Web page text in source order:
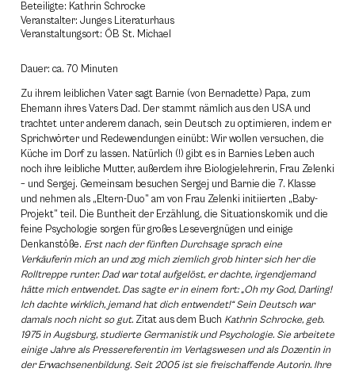
Beteiligte: Kathrin Schrocke
Veranstalter: Junges Literaturhaus
Veranstaltungsort: ÖB St. Michael
Dauer: ca. 70 Minuten
Zu ihrem leiblichen Vater sagt Barnie (von Bernadette) Papa, zum
Ehemann ihres Vaters Dad. Der stammt nämlich aus den USA und
trachtet unter anderem danach, sein Deutsch zu optimieren, indem er
Sprichwörter und Redewendungen einübt: Wir wollen versuchen, die
Küche im Dorf zu lassen. Natürlich (!) gibt es in Barnies Leben auch
noch ihre leibliche Mutter, außerdem ihre Biologielehrerin, Frau Zelenki
– und Sergej. Gemeinsam besuchen Sergej und Barnie die 7. Klasse
und nehmen als „Eltern-Duo” am von Frau Zelenki initiierten „Baby-
Projekt” teil. Die Buntheit der Erzählung, die Situationskomik und die
feine Psychologie sorgen für großes Lesevergnügen und einige
Denkanstöße. Erst nach der fünften Durchsage sprach eine
Verkäuferin mich an und zog mich ziemlich grob hinter sich her die
Rolltreppe runter. Dad war total aufgelöst, er dachte, irgendjemand
hätte mich entwendet. Das sagte er in einem fort: „Oh my God, Darling!
Ich dachte wirklich, jemand hat dich entwendet!“ Sein Deutsch war
damals noch nicht so gut. Zitat aus dem Buch Kathrin Schrocke, geb.
1975 in Augsburg, studierte Germanistik und Psychologie. Sie arbeitete
einige Jahre als Pressereferentin im Verlagswesen und als Dozentin in
der Erwachsenen­bildung. Seit 2005 ist sie freischaffende Autorin. Ihre